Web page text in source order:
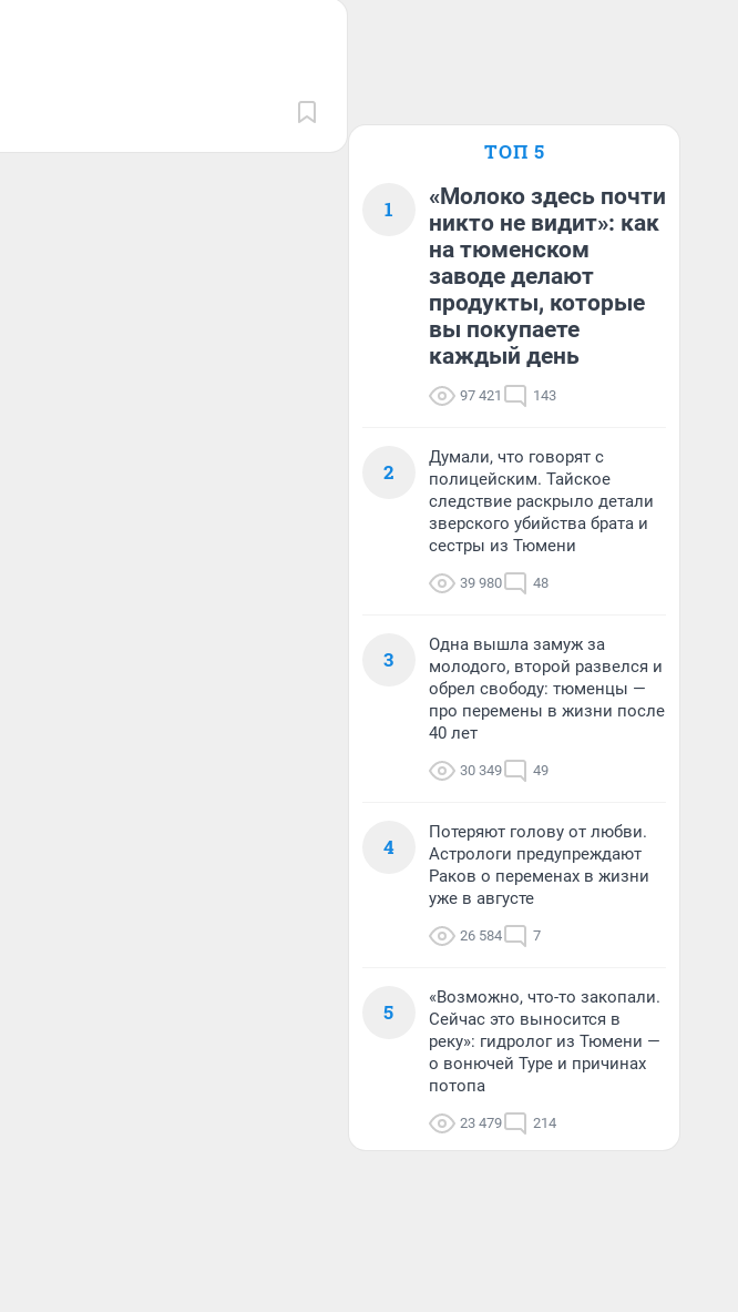
ТОП 5
1
«Молоко здесь почти
никто не видит»: как
на тюменском
заводе делают
продукты, которые
вы покупаете
каждый день
97 421 143
2
Думали, что говорят с
полицейским. Тайское
следствие раскрыло детали
зверского убийства брата и
сестры из Тюмени
39 980 48
3
Одна вышла замуж за
молодого, второй развелся и
обрел свободу: тюменцы —
про перемены в жизни после
40 лет
30 349 49
4
Потеряют голову от любви.
Астрологи предупреждают
Раков о переменах в жизни
уже в августе
26 584 7
5
«Возможно, что-то закопали.
Сейчас это выносится в
реку»: гидролог из Тюмени —
о вонючей Туре и причинах
потопа
23 479 214